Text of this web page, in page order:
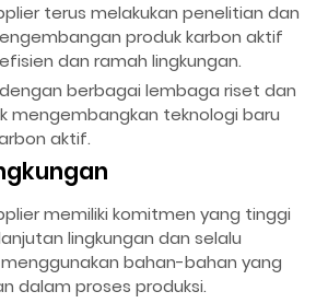
terus melakukan penelitian dan
produk karbon aktif
dan ramah lingkungan.
berbagai lembaga riset dan
mengembangkan teknologi baru
aktif.
memiliki komitmen yang tinggi
lingkungan dan selalu
bahan-bahan yang
dalam proses produksi.